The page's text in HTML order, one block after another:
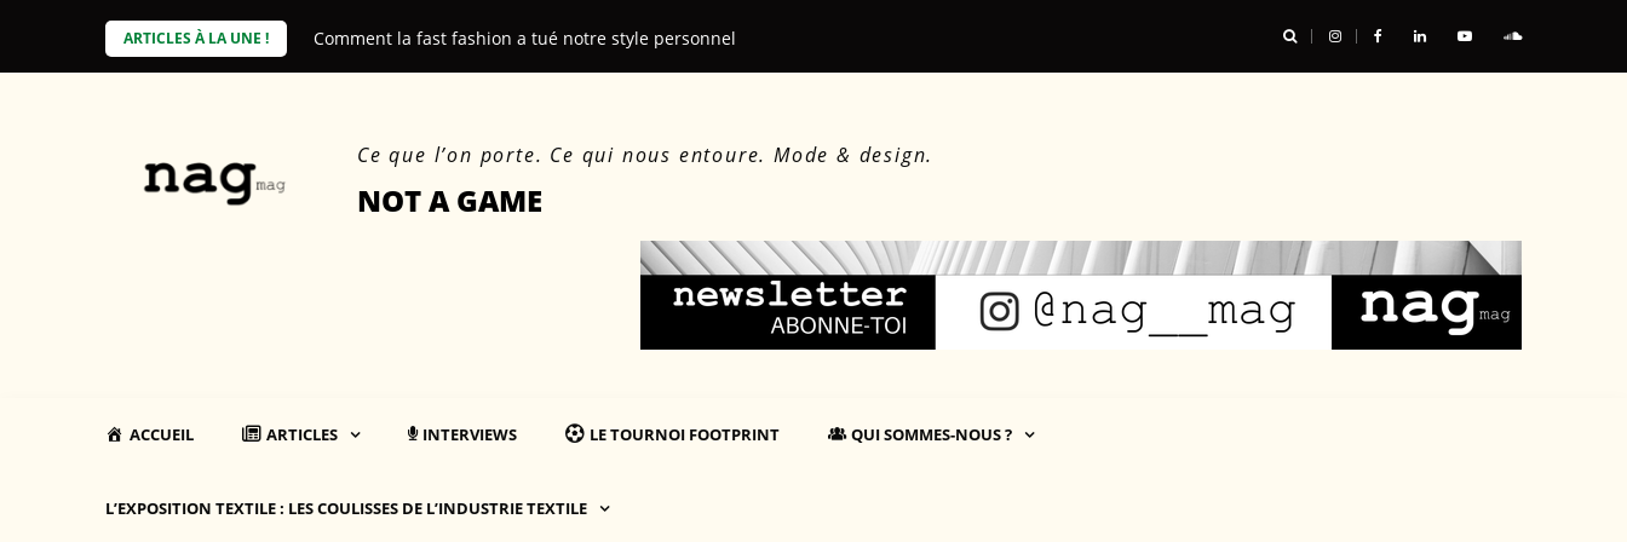
ARTICLES À LA UNE !
environnemental des produits Comment la fast fashion a tué notre style personnel
Ce que l’on porte. Ce qui nous entoure. Mode & design.
NOT A GAME
ACCUEIL ARTICLES INTERVIEWS LE TOURNOI FOOTPRINT QUI SOMMES-NOUS ?
L’EXPOSITION TEXTILE : LES COULISSES DE L’INDUSTRIE TEXTILE